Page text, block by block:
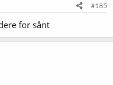
#185
for sånt